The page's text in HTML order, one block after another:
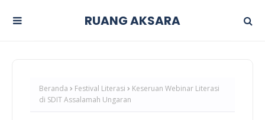
RUANG AKSARA
Beranda Festival Literasi
Keseruan Webinar Literasi
di SDIT Assalamah Ungaran